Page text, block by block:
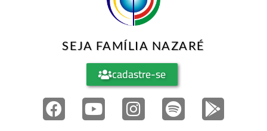
SEJA FAMÍLIA NAZARÉ
cadastre-se